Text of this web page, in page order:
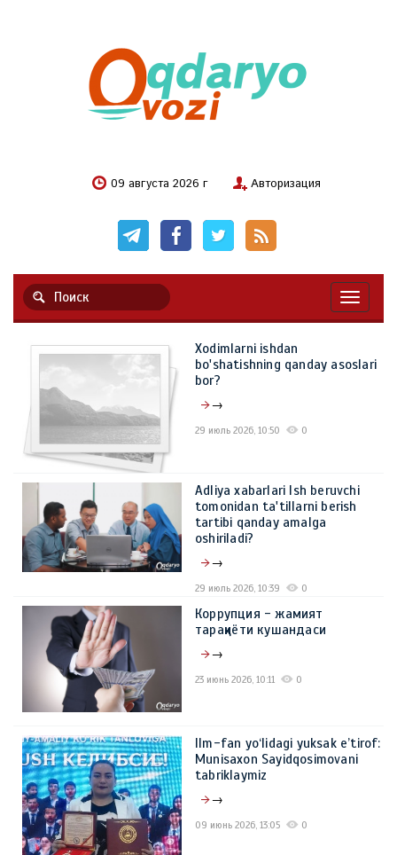
09 августа 2026 г Авторизация
Xodimlarni ishdan
bo'shatishning qanday asoslari
bor?
→
29 июль 2026, 10:50 0
Adliya xabarlari Ish beruvchi
tomonidan ta'tillarni berish
tartibi qanday amalga
oshiriladi?
→
29 июль 2026, 10:39 0
Коррупция - жамият
тараққиёти кушандаси
→
23 июнь 2026, 10:11 0
Ilm-fan yo‘lidagi yuksak e’tirof:
Munisaxon Sayidqosimovani
tabriklaymiz
→
09 июнь 2026, 13:05 0